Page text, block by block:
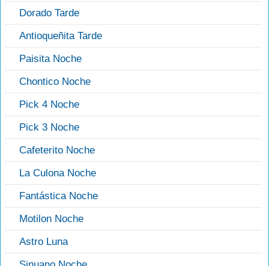
Dorado Tarde
Antioqueñita Tarde
Paisita Noche
Chontico Noche
Pick 4 Noche
Pick 3 Noche
Cafeterito Noche
La Culona Noche
Fantástica Noche
Motilon Noche
Astro Luna